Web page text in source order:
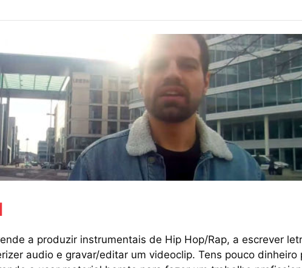
a produzir instrumentais de Hip Hop/Rap, a escrever
audio e gravar/editar um videoclip. Tens pouco dinheiro